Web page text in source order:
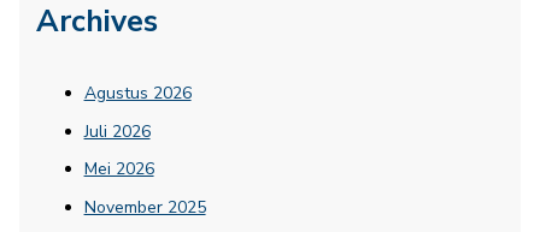
Archives
Agustus 2026
Juli 2026
Mei 2026
November 2025